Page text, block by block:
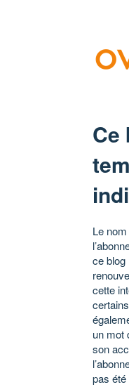
Ce
Le
ce blog
cette
un mot
son
pas